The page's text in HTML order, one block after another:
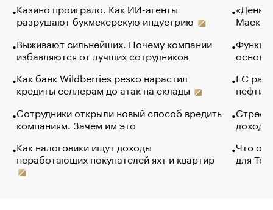
Казино проиграло. Как ИИ-агенты
разрушают букмекерскую индустрию
Выживают сильнейших. Почему компании
избавляются от лучших сотрудников
Как банк Wildberries резко нарастил
кредиты селлерам до атак на склады
Сотрудники открыли новый способ вредить
компаниям. Зачем им это
Как налоговики ищут доходы
неработающих покупателей яхт и квартир
Маск в
основ
ЕС
нефти
Что
для